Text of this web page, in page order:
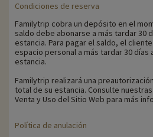
Condiciones de reserva
Familytrip cobra un depósito en el
saldo debe abonarse a más tardar 30
estancia. Para pagar el saldo, el
espacio personal a más tardar 30 días
estancia.
Familytrip realizará una
total de su estancia. Consulte
Venta y Uso del Sitio Web para más
Política de anulación